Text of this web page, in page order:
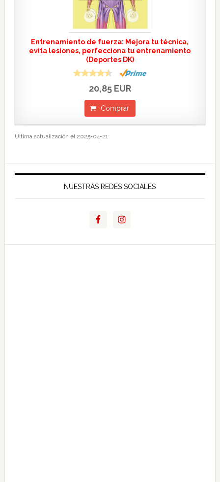
Entrenamiento de fuerza: Mejora tu técnica,
evita lesiones, perfecciona tu entrenamiento
(Deportes DK)
20,85 EUR
Comprar
Última actualización el 2025-04-21
NUESTRAS REDES SOCIALES